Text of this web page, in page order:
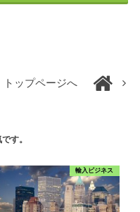
トップページへ
す。
輸入ビジネス